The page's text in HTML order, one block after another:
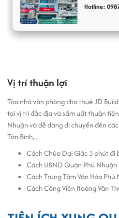
Tòa nhà JD Building cho thuê văn
Văn phòng cho thuê đường Nguyễn
quy mô gồm 1 hầm, 1 trệt, 7 tầng
thuê. Diện tích sàn 100m2, các
kính cường lực vừa đem lại hiệu ứng
tự nhiên đến mọi góc trong phòng.
Sàn vuông vức, được lát đá sạch sẽ,
Hotline:
Vị trí thuận lợi
Tòa nhà văn phòng cho thuê JD
tại vị trí đắc địa và sầm uất thuận
Nhuận và dễ dàng di chuyển đến
Tân Bình,...
Cách Chùa Đại Giác 3 phút đi
Cách UBND Quận Phú
Cách Trung Tâm Văn Hóa
Cách Công Viên Hoàng Văn